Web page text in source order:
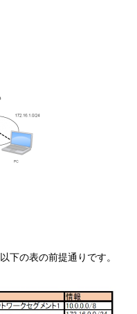
下の表の前提通りです。